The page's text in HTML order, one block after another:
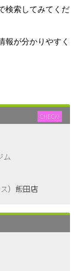
検索してみてくだ
報が分かりやすく
CHECK!
ム
）飯田店